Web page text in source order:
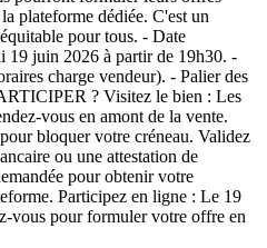
plateforme dédiée. C'est un
pour tous. - Date
19 juin 2026 à partir de 19h30. -
charge vendeur). - Palier des
? Visitez le bien : Les
vous en amont de la vente.
bloquer votre créneau. Validez
ou une attestation de
pour obtenir votre
Participez en ligne : Le 19
vous pour formuler votre offre en